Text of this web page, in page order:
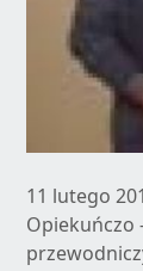
11 lutego
Opiekuńczo